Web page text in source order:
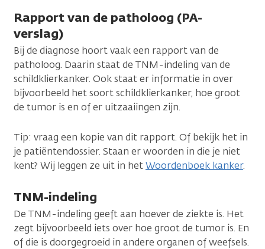
Rapport van de patholoog (PA-
verslag)
Bij de diagnose hoort vaak een rapport van de
patholoog. Daarin staat de TNM-indeling van de
schildklierkanker. Ook staat er informatie in over
bijvoorbeeld het soort schildklierkanker, hoe groot
de tumor is en of er uitzaaiingen zijn.
Tip: vraag een kopie van dit rapport. Of bekijk het in
je patiëntendossier. Staan er woorden in die je niet
kent? Wij leggen ze uit in hetWoordenboek kanker.
TNM-indeling
De TNM-indeling geeft aan hoever de ziekte is. Het
zegt bijvoorbeeld iets over hoe groot de tumor is. En
of die is doorgegroeid in andere organen of weefsels.